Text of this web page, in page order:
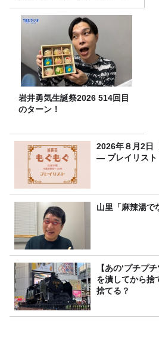
り
岩井勇気生誕祭2026 514回目
のターン！
2026年８月2日
― プレイリスト
山里「麻辣湯で
【あの‘プチプ
を潰してから捨
捨てる？